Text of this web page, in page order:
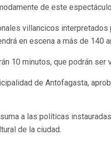
de este
villancicos
en escena a más de 140
10 minutos, que podrán
de Antofagasta,
a las políticas
de la ciudad.